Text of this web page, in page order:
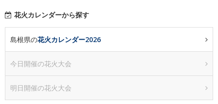
花火カレンダーから探す
島根県の花火カレンダー2026
今日開催の花火大会
明日開催の花火大会